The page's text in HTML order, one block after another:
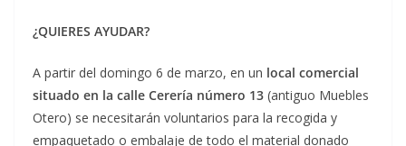
¿QUIERES AYUDAR?
A partir del domingo 6 de marzo, en un local comercial
situado en la calle Cerería número 13 (antiguo Muebles
Otero) se necesitarán voluntarios para la recogida y
empaquetado o embalaje de todo el material donado